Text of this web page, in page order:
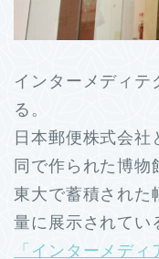
インターメディ
る。
日本郵便株式会
同で作られた博物
東大で蓄積された
量に展示されてい
「インターメデ